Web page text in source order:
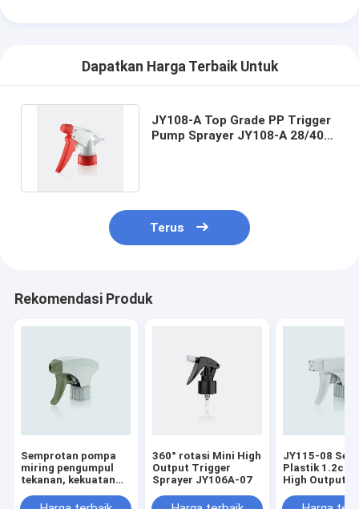
Dapatkan Harga Terbaik Untuk
JY108-A Top Grade PP Trigger
Pump Sprayer JY108-A 28/400
Terus
Rekomendasi Produk
Semprotan pompa
miring pengumpul
tekanan, kekuatan
JY118
360° rotasi Mini High
Output Trigger
Sprayer JY106A-07
JY115-08
Plastik 1.2cc
High Output
Untuk Bahan